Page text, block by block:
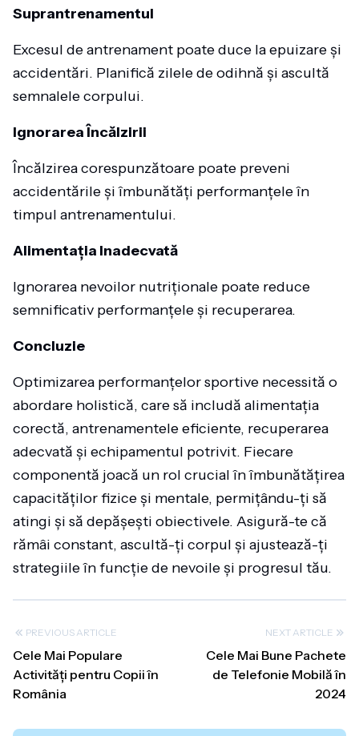
Suprantrenamentul
Excesul de antrenament poate duce la epuizare și
accidentări. Planifică zilele de odihnă și ascultă
semnalele corpului.
Ignorarea Încălzirii
Încălzirea corespunzătoare poate preveni
accidentările și îmbunătăți performanțele în
timpul antrenamentului.
Alimentația Inadecvată
Ignorarea nevoilor nutriționale poate reduce
semnificativ performanțele și recuperarea.
Concluzie
Optimizarea performanțelor sportive necessită o
abordare holistică, care să includă alimentația
corectă, antrenamentele eficiente, recuperarea
adecvată și echipamentul potrivit. Fiecare
componentă joacă un rol crucial în îmbunătățirea
capacităților fizice și mentale, permițându-ți să
atingi și să depășești obiectivele. Asigură-te că
rămâi constant, ascultă-ți corpul și ajustează-ți
strategiile în funcție de nevoile și progresul tău.
PREVIOUS ARTICLE
Cele Mai Populare
Activități pentru Copii în
România
NEXT ARTICLE
Cele Mai Bune Pachete
de Telefonie Mobilă în
2024